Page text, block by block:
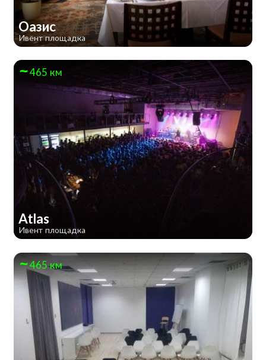
Оазис
Ивент площадка
465 км
Atlas
Ивент площадка
465 км